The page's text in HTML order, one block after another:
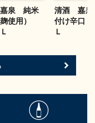
泉 純米
使用）
清酒 嘉
付け辛口
Ｌ